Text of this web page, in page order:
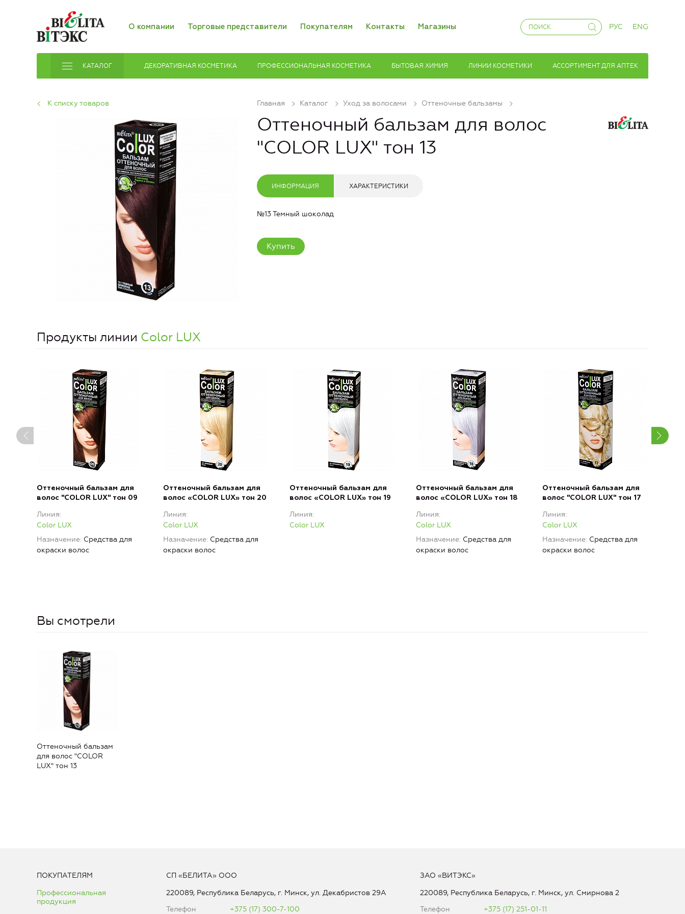
О компании Торговые представители Покупателям Контакты Магазины РУС ENG
КАТАЛОГ ДЕКОРАТИВНАЯ КОСМЕТИКА ПРОФЕССИОНАЛЬНАЯ КОСМЕТИКА БЫТОВАЯ ХИМИЯ ЛИНИИ КОСМЕТИКИ АССОРТИМЕНТ ДЛЯ АПТЕК
Главная Каталог Уход за волосами Оттеночные бальзамы
К списку товаров
Оттеночный бальзам для волос
"COLOR LUX" тон 13
ИНФОРМАЦИЯ ХАРАКТЕРИСТИКИ
№13 Темный шоколад
Купить
Продукты линии Color LUX
Оттеночный бальзам для
волос "COLOR LUX" тон 09
Линия
Color LUX
Назначение Средства для
окраски волос
Оттеночный бальзам для
волос «COLOR LUX» тон 20
Линия
Color LUX
Назначение Средства для
окраски волос
Оттеночный бальзам для
волос «COLOR LUX» тон 19
Линия
Color LUX
Оттеночный бальзам для
волос «COLOR LUX» тон 18
Линия
Color LUX
Назначение Средства для
окраски волос
Оттеночный бальзам для
волос "COLOR LUX" тон 17
Линия
Color LUX
Назначение Средства для
окраски волос
Вы смотрели
Оттеночный бальзам
для волос "COLOR
LUX" тон 13
ПОКУПАТЕЛЯМ
Профессиональная
продукция
СП «БЕЛИТА» ООО
220089, Республика Беларусь, г. Минск, ул. Декабристов 29А
Телефон
+375 (17) 300-7-100
ЗАО «ВИТЭКС»
220089, Республика Беларусь, г. Минск, ул. Смирнова 2
Телефон
+375 (17) 251-01-11